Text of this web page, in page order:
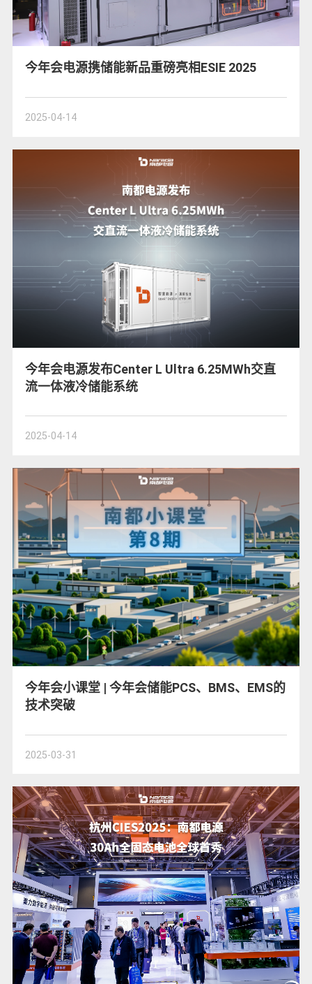
今年会电源携储能新品重磅亮相ESIE 2025
2025-04-14
今年会电源发布Center L Ultra 6.25MWh交直
流一体液冷储能系统
2025-04-14
今年会小课堂 | 今年会储能PCS、BMS、EMS的
技术突破
2025-03-31